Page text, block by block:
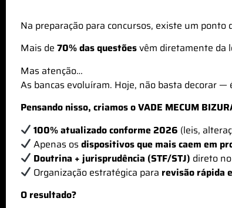
Na preparação para concursos, existe um ponto
Mais de 70% das questõesvêm diretamente da
Mas atenção…
As bancas evoluíram. Hoje, não basta decorar —
Pensando nisso, criamos o VADE MECUM
100% atualizado conforme 2026 (leis,
Apenas osdispositivos que mais caem em
Doutrina + jurisprudência (STF/STJ) direto
Organização estratégica para revisão rápida
O resultado?